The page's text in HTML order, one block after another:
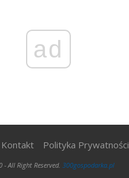
ad
Kontakt Polityka Prywatności
- All Right Reserved. 300gospodarka.pl